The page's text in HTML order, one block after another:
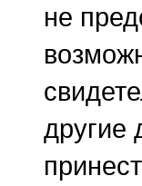
не
другие